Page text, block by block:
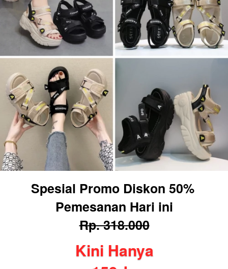
Spesial Promo Diskon 50%
Pemesanan Hari ini
Rp. 318.000
Kini Hanya